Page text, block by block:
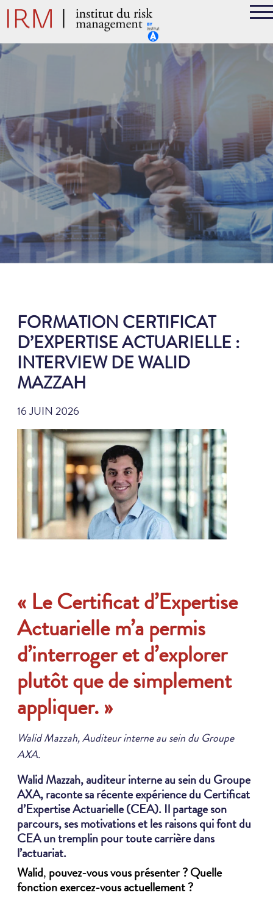
FORMATION CERTIFICAT
D’EXPERTISE ACTUARIELLE :
INTERVIEW DE WALID
MAZZAH
16 JUIN 2026
« Le Certificat d’Expertise
Actuarielle m’a permis
d’interroger et d’explorer
plutôt que de simplement
appliquer. »
Walid Mazzah, Auditeur interne au sein du Groupe
AXA.
Walid Mazzah, auditeur interne au sein du Groupe
AXA, raconte sa récente expérience du Certificat
d’Expertise Actuarielle (CEA). Il partage son
parcours, ses motivations et les raisons qui font du
CEA un tremplin pour toute carrière dans
l’actuariat.
Walid, pouvez-vous vous présenter ? Quelle
fonction exercez-vous actuellement ?